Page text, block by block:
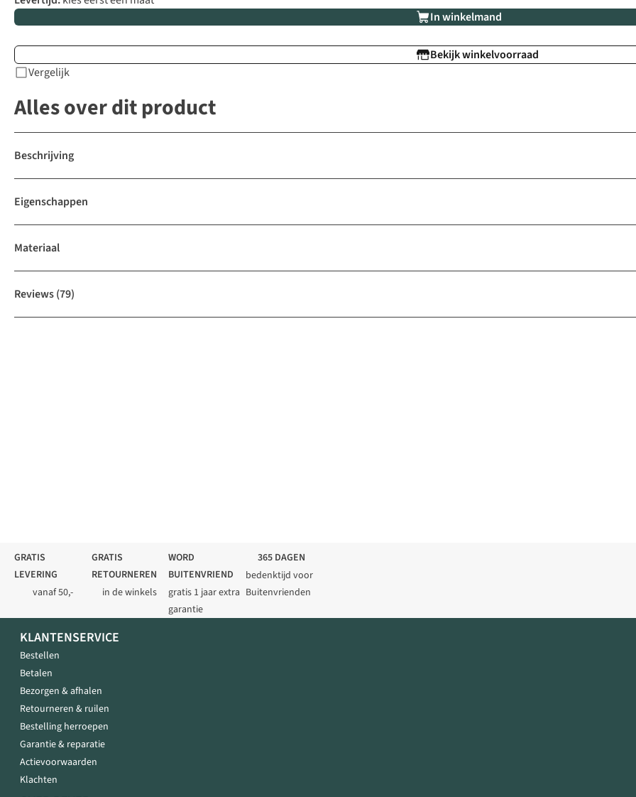
In winkelmand
Bekijk winkelvoorraad
Vergelijk
Alles over dit product
Beschrijving
Eigenschappen
Materiaal
Reviews(79)
GRATIS
LEVERING
vanaf 50,-
GRATIS
RETOURNEREN
in de winkels
WORD
BUITENVRIEND
gratis 1 jaar extra
garantie
365 DAGEN
bedenktijd voor
Buitenvrienden
KLANTENSERVICE
Bestellen
Betalen
Bezorgen & afhalen
Retourneren & ruilen
Bestelling herroepen
Garantie & reparatie
Actievoorwaarden
Klachten